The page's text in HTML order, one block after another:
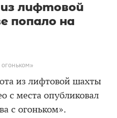
лифтовой
попало на
из лифтовой шахты
с места опубликовал
с огоньком».